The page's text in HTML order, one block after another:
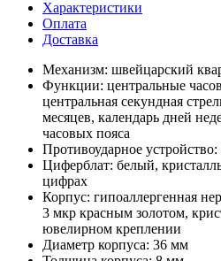
Характеристики
Оплата
Доставка
Механизм: швейцарский
Функции: центральные
центральная секундная
месяцев, календарь дней
часовых пояса
Противоударное устройство:
Циферблат: белый,
цифрах
Корпус: гипоаллергенная
3 мкр красным золотом,
ювелирном креплении
Диаметр корпуса: 36 мм